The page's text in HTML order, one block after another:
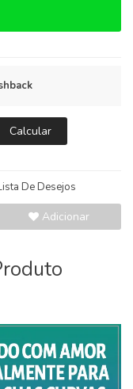
Calcular
De Desejos
Adicionar